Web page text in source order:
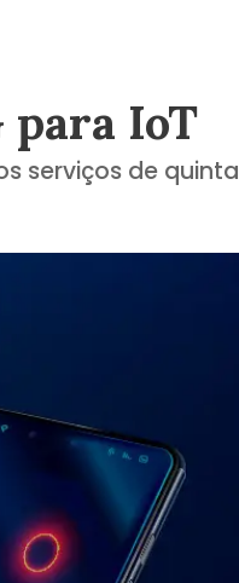
IoT
serviços de quinta